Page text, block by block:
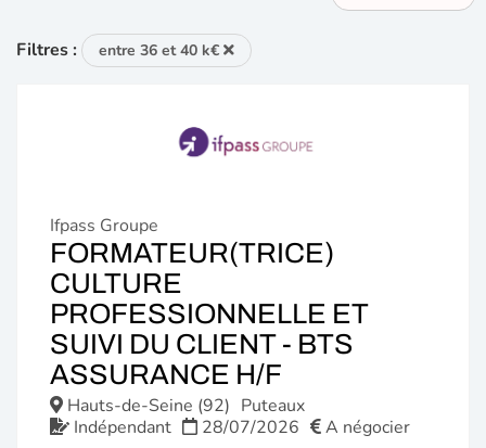
Filtres : entre 36 et 40 k€
Ifpass Groupe
FORMATEUR(TRICE)
CULTURE
PROFESSIONNELLE ET
SUIVI DU CLIENT - BTS
ASSURANCE H/F
FENÊTRE)
Hauts-de-Seine (92) Puteaux
Indépendant
28/07/2026
A négocier